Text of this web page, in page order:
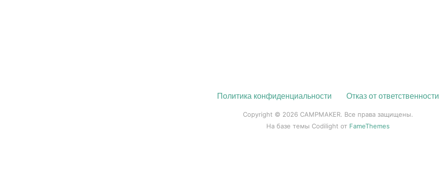
Политика конфиденциальности Отказ от ответственности
Copyright © 2026 CAMPMAKER. Все права защищены.
На базе темы Codilight от FameThemes